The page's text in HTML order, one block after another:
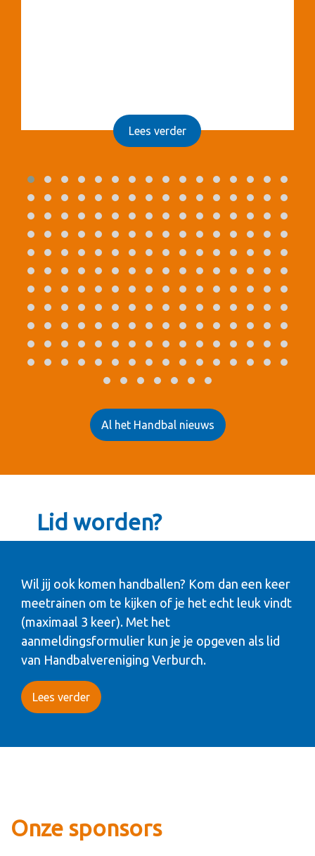
Lees verder
Al het Handbal nieuws
Lid worden?
Wil jij ook komen handballen? Kom dan een keer
meetrainen om te kijken of je het echt leuk vindt
(maximaal 3 keer). Met het
aanmeldingsformulier kun je je opgeven als lid
van Handbalvereniging Verburch.
Lees verder
Onze sponsors